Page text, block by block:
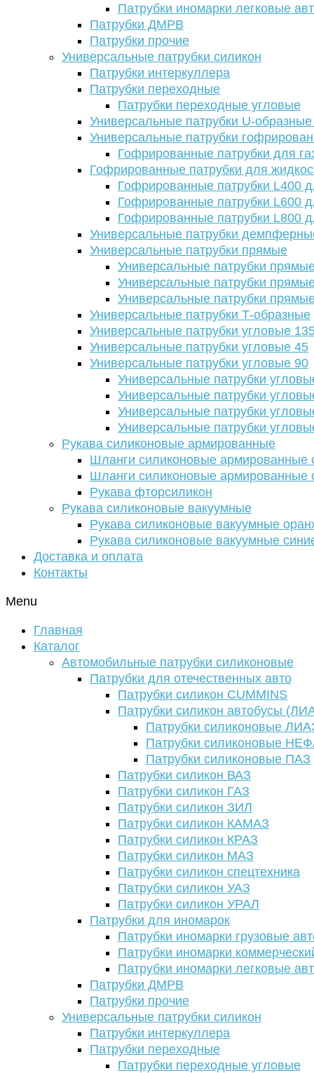
Патрубки иномарки легковые
Патрубки ДМРВ
Патрубки прочие
Универсальные патрубки силикон
Патрубки интеркуллера
Патрубки переходные
Патрубки переходные угловые
Универсальные патрубки U-
Универсальные патрубки
Гофрированные патрубки для
Гофрированные патрубки для
Гофрированные патрубки L400
Гофрированные патрубки L600
Гофрированные патрубки L800
Универсальные патрубки
Универсальные патрубки прямые
Универсальные патрубки
Универсальные патрубки
Универсальные патрубки
Универсальные патрубки Т-образные
Универсальные патрубки угловые
Универсальные патрубки угловые 45
Универсальные патрубки угловые 90
Универсальные патрубки
Универсальные патрубки
Универсальные патрубки
Универсальные патрубки
Рукава силиконовые армированные
Шланги силиконовые армированные
Шланги силиконовые армированные
Рукава фторсиликон
Рукава силиконовые вакуумные
Рукава силиконовые вакуумные
Рукава силиконовые вакуумные
Доставка и оплата
Контакты
Menu
Главная
Каталог
Автомобильные патрубки силиконовые
Патрубки для отечественных авто
Патрубки силикон CUMMINS
Патрубки силикон автобусы
Патрубки силиконовые
Патрубки силиконовые
Патрубки силиконовые ПАЗ
Патрубки силикон ВАЗ
Патрубки силикон ГАЗ
Патрубки силикон ЗИЛ
Патрубки силикон КАМАЗ
Патрубки силикон КРАЗ
Патрубки силикон МАЗ
Патрубки силикон спецтехника
Патрубки силикон УАЗ
Патрубки силикон УРАЛ
Патрубки для иномарок
Патрубки иномарки грузовые
Патрубки иномарки
Патрубки иномарки легковые
Патрубки ДМРВ
Патрубки прочие
Универсальные патрубки силикон
Патрубки интеркуллера
Патрубки переходные
Патрубки переходные угловые